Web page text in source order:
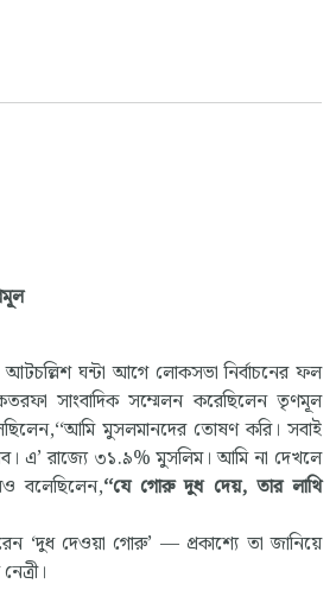
ঘন্টা আগে লোকসভা নির্বাচনের ফল
সাংবাদিক সম্মেলন করেছিলেন তৃণমূল
মুসলমানদের তোষণ করি। সবাই
এ’ রাজ্যে ৩১.৯% মুসলিম। আমি না দেখলে
বলেছিলেন,‘‘যে গোরু দুধ দেয়, তার লাথি
‘দুধ দেওয়া গোরু’ — প্রকাশ্যে তা জানিয়ে